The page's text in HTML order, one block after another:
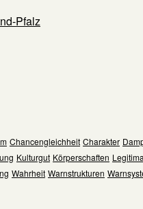
Pfalz
Chancengleichheit Charakter
Kulturgut Körperschaften
Wahrheit Warnstrukturen